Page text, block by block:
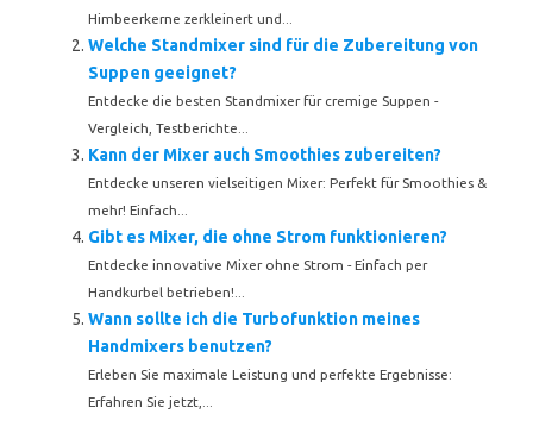
Himbeerkerne zerkleinert und...
Welche Standmixer sind für die Zubereitung von
Suppen geeignet?
Entdecke die besten Standmixer für cremige Suppen -
Vergleich, Testberichte...
Kann der Mixer auch Smoothies zubereiten?
Entdecke unseren vielseitigen Mixer: Perfekt für Smoothies &
mehr! Einfach...
Gibt es Mixer, die ohne Strom funktionieren?
Entdecke innovative Mixer ohne Strom - Einfach per
Handkurbel betrieben!...
Wann sollte ich die Turbofunktion meines
Handmixers benutzen?
Erleben Sie maximale Leistung und perfekte Ergebnisse:
Erfahren Sie jetzt,...